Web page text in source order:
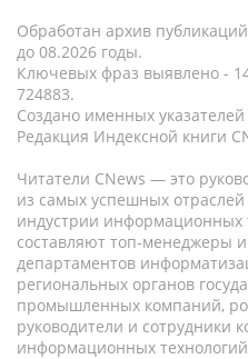
Обработан архив
до 08.2026 годы.
Ключевых фраз выявлено -
724883.
Создано именных указателей
Редакция Индексной книги
Читатели CNews — это
из самых успешных
индустрии информационных
составляют топ-менеджеры
департаментов
региональных органов
промышленных компаний,
руководители и сотрудники
информационных технологий